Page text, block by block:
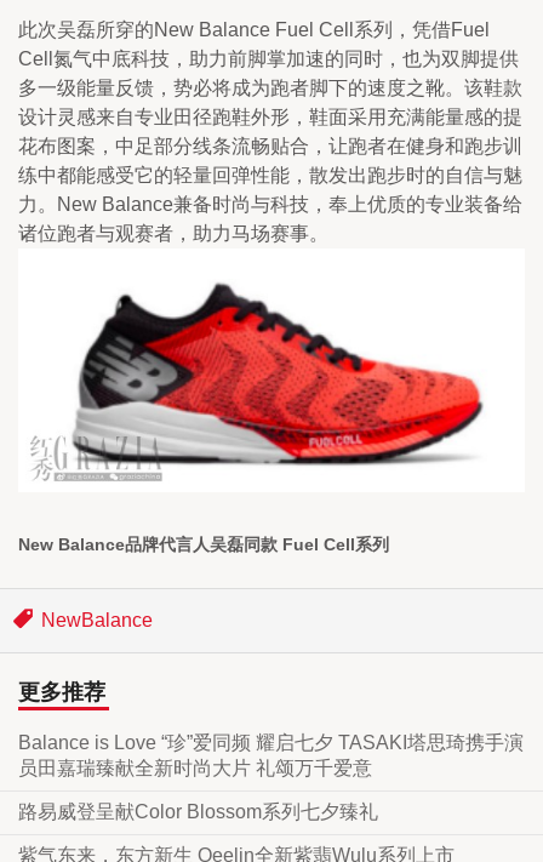
此次吴磊所穿的New Balance Fuel Cell系列，凭借Fuel
Cell氮气中底科技，助力前脚掌加速的同时，也为双脚提供
多一级能量反馈，势必将成为跑者脚下的速度之靴。该鞋款
设计灵感来自专业田径跑鞋外形，鞋面采用充满能量感的提
花布图案，中足部分线条流畅贴合，让跑者在健身和跑步训
练中都能感受它的轻量回弹性能，散发出跑步时的自信与魅
力。New Balance兼备时尚与科技，奉上优质的专业装备给
诸位跑者与观赛者，助力马场赛事。
New Balance品牌代言人吴磊同款 Fuel Cell系列
NewBalance
更多推荐
Balance is Love “珍”爱同频 耀启七夕 TASAKI塔思琦携手演
员田嘉瑞臻献全新时尚大片 礼颂万千爱意
路易威登呈献Color Blossom系列七夕臻礼
紫气东来，东方新生 Qeelin全新紫翡Wulu系列上市